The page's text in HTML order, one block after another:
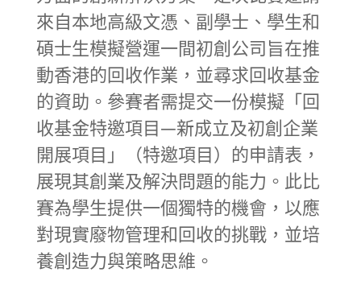
來自本地高級文憑、副學士、學生和
碩士生模擬營運一間初創公司旨在推
動香港的回收作業，並尋求回收基金
的資助。參賽者需提交一份模擬「回
收基金特邀項目—新成立及初創企業
開展項目」（特邀項目）的申請表，
展現其創業及解決問題的能力。此比
賽為學生提供一個獨特的機會，以應
對現實廢物管理和回收的挑戰，並培
養創造力與策略思維。